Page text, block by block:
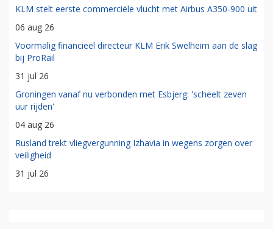
KLM stelt eerste commerciële vlucht met Airbus A350-900 uit
06 aug 26
Voormalig financieel directeur KLM Erik Swelheim aan de slag
bij ProRail
31 jul 26
Groningen vanaf nu verbonden met Esbjerg: 'scheelt zeven
uur rijden'
04 aug 26
Rusland trekt vliegvergunning Izhavia in wegens zorgen over
veiligheid
31 jul 26